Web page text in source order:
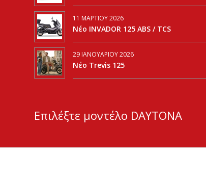
11 ΜΑΡΤΊΟΥ 2026
Νέο INVADOR 125 ABS / TCS
29 ΙΑΝΟΥΑΡΊΟΥ 2026
Νέο Trevis 125
Επιλέξτε μοντέλο DAYTONA